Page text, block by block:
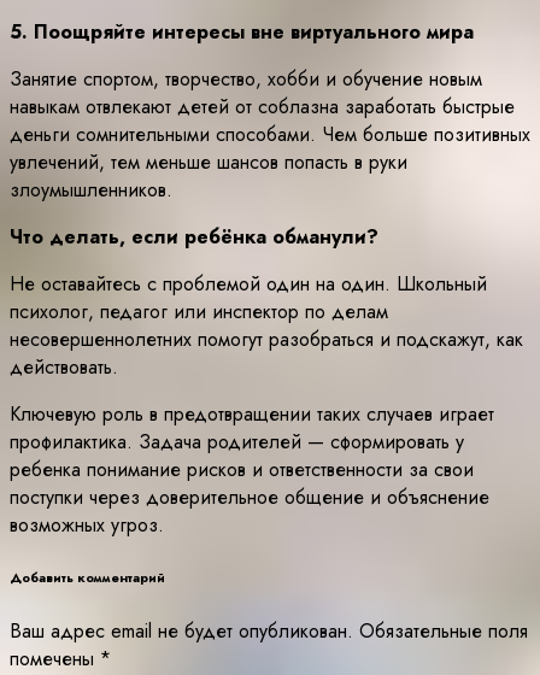
5. Поощряйте интересы вне виртуального мира
Занятие спортом, творчество, хобби и обучение новым
навыкам отвлекают детей от соблазна заработать быстрые
деньги сомнительными способами. Чем больше позитивных
увлечений, тем меньше шансов попасть в руки
злоумышленников.
Что делать, если ребёнка обманули?
Не оставайтесь с проблемой один на один. Школьный
психолог, педагог или инспектор по делам
несовершеннолетних помогут разобраться и подскажут, как
действовать.
Ключевую роль в предотвращении таких случаев играет
профилактика. Задача родителей — сформировать у
ребенка понимание рисков и ответственности за свои
поступки через доверительное общение и объяснение
возможных угроз.
Добавить комментарий
Ваш адрес email не будет опубликован. Обязательные поля
помечены *